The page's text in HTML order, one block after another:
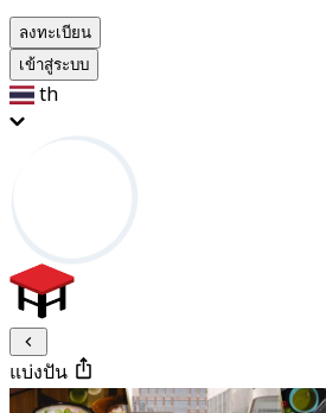
ลงทะเบียน
เข้าสู่ระบบ
th
แบ่งปัน